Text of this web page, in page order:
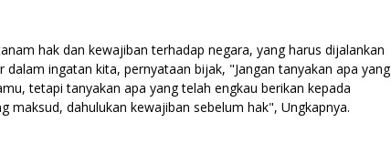
hak dan kewajiban terhadap negara, yang harus dijalankan
dalam ingatan kita, pernyataan bijak, "Jangan tanyakan apa yang
tetapi tanyakan apa yang telah engkau berikan kepada
maksud, dahulukan kewajiban sebelum hak", Ungkapnya.